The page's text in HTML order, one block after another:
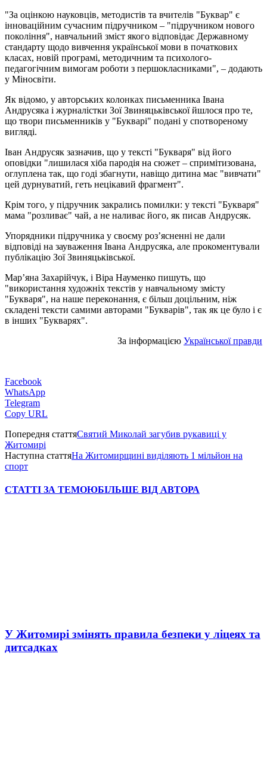
"За оцінкою науковців, методистів та вчителів "Буквар" є
інноваційним сучасним підручником – "підручником нового
покоління", навчальний зміст якого відповідає Державному
стандарту щодо вивчення української мови в початкових
класах, новій програмі, методичним та психолого-
педагогічним вимогам роботи з першокласниками", – додають
у Міносвіти.
Як відомо, у авторських колонках письменника Івана
Андрусяка і журналістки Зої Звиняцьківської йшлося про те,
що твори письменників у "Букварі" подані у спотвореному
вигляді.
Іван Андрусяк зазначив, що у тексті "Букваря" від його
оповідки "лишилася хіба пародія на сюжет – спримітизована,
оглуплена так, що годі збагнути, навіщо дитина має "вивчати"
цей дурнуватий, геть нецікавий фрагмент".
Крім того, у підручник закрались помилки: у тексті "Букваря"
мама "розливає" чай, а не наливає його, як писав Андрусяк.
Упорядники підручника у своєму роз’ясненні не дали
відповіді на зауваження Івана Андрусяка, але прокоментували
публікацію Зої Звиняцьківської.
Мар’яна Захарійчук, і Віра Науменко пишуть, що
"використання художніх текстів у навчальному змісту
"Букваря", на наше переконання, є більш доцільним, ніж
складені тексти самими авторами "Букварів", так як це було і є
в інших "Букварях".
За інформацією Української правди
Facebook
WhatsApp
Telegram
Copy URL
Попередня статтяСвятий Миколай загубив рукавиці у
Житомирі
Наступна статтяНа Житомирщині виділяють 1 мільйон на
спорт
СТАТТІ ЗА ТЕМОЮБІЛЬШЕ ВІД АВТОРА
У Житомирі змінять правила безпеки у ліцеях та
дитсадках